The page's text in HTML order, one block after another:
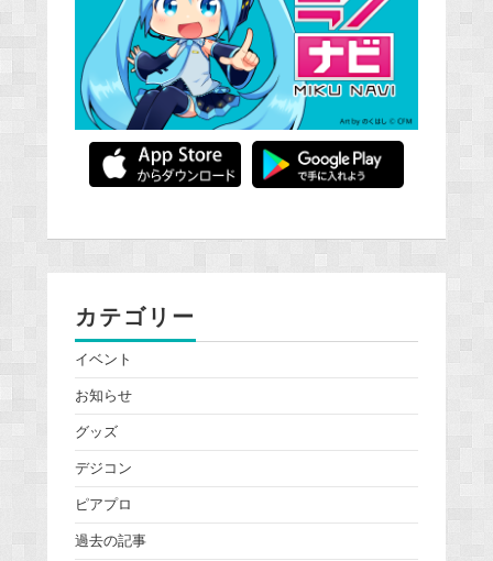
カテゴリー
イベント
お知らせ
グッズ
デジコン
ピアプロ
過去の記事